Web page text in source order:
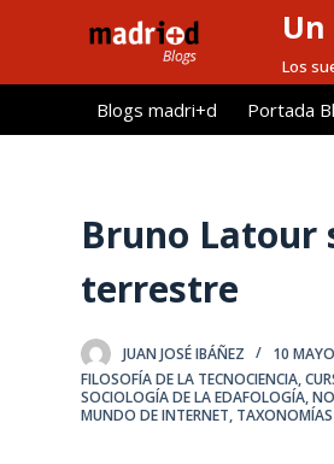
l
Los
Blogs madri+d Portada
Bruno Latour
terrestre
JUAN JOSÉ IBÁÑEZ 10
FILOSOFÍA DE LA TECNOCIENCIA,
SOCIOLOGÍA DE LA EDAFOLOGÍA,
MUNDO DE INTERNET, TAXONOMÍAS